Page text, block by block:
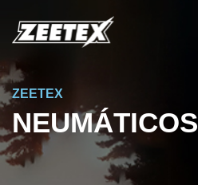
ZEETEX
NEUMÁTICOS